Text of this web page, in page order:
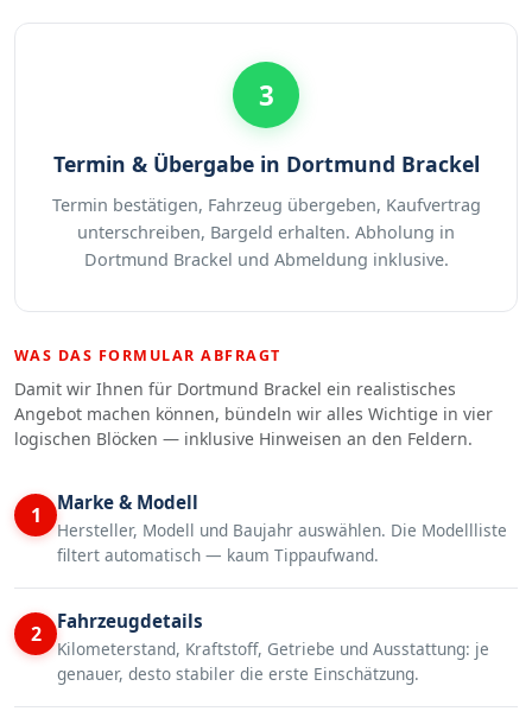
3
Termin & Übergabe in Dortmund Brackel
Termin bestätigen, Fahrzeug übergeben, Kaufvertrag
unterschreiben, Bargeld erhalten. Abholung in
Dortmund Brackel und Abmeldung inklusive.
WAS DAS FORMULAR ABFRAGT
Damit wir Ihnen für Dortmund Brackel ein realistisches
Angebot machen können, bündeln wir alles Wichtige in vier
logischen Blöcken — inklusive Hinweisen an den Feldern.
1 Marke & Modell
Hersteller, Modell und Baujahr auswählen. Die Modellliste
filtert automatisch — kaum Tippaufwand.
2 Fahrzeugdetails
Kilometerstand, Kraftstoff, Getriebe und Ausstattung: je
genauer, desto stabiler die erste Einschätzung.